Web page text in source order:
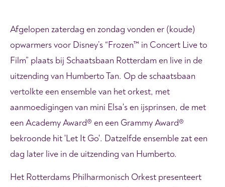
Afgelopen zaterdag en zondag vonden er (koude)
opwarmers voor Disney’s “Frozen™ in Concert Live to
Film” plaats bij Schaatsbaan Rotterdam en live in de
uitzending van Humberto Tan. Op de schaatsbaan
vertolkte een ensemble van het orkest, met
aanmoedigingen van mini Elsa's en ijsprinsen, de met
een Academy Award® en een Grammy Award®
bekroonde hit 'Let It Go'. Datzelfde ensemble zat een
dag later live in de uitzending van Humberto.
Het Rotterdams Philharmonisch Orkest presenteert